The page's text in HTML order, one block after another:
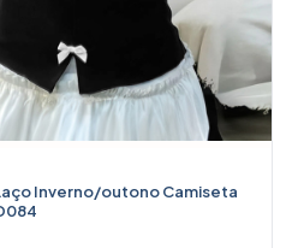
Inverno/outono Camiseta